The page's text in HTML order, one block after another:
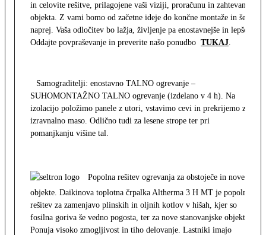
in celovite rešitve, prilagojene vaši viziji, proračunu in zahtevam
objekta. Z vami bomo od začetne ideje do končne montaže in še
naprej. Vaša odločitev bo lažja, življenje pa enostavnejše in lepše.
Oddajte povpraševanje in preverite našo ponudbo TUKAJ.
Samograditelji: enostavno TALNO ogrevanje –
SUHOMONTAŽNO TALNO ogrevanje (izdelano v 4 h). Na
izolacijo položimo panele z utori, vstavimo cevi in prekrijemo z
izravnalno maso. Odlično tudi za lesene strope ter pri
pomanjkanju višine tal.
Popolna rešitev ogrevanja za obstoječe in nove
objekte. Daikinova toplotna črpalka Altherma 3 H MT je popolna
rešitev za zamenjavo plinskih in oljnih kotlov v hišah, kjer so
fosilna goriva še vedno pogosta, ter za nove stanovanjske objekte.
Ponuja visoko zmogljivost in tiho delovanje. Lastniki imajo